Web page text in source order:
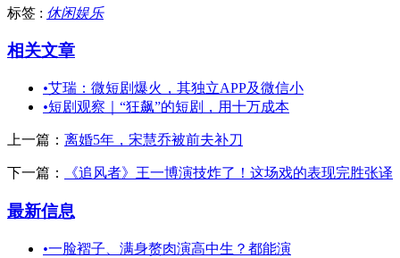
标签 : 休闲娱乐
相关文章
•艾瑞：微短剧爆火，其独立APP及微信小
•短剧观察｜“狂飙”的短剧，用十万成本
上一篇： 离婚5年，宋慧乔被前夫补刀
下一篇： 《追风者》王一博演技炸了！这场戏的表现完胜张译
最新信息
•一脸褶子、满身赘肉演高中生？都能演